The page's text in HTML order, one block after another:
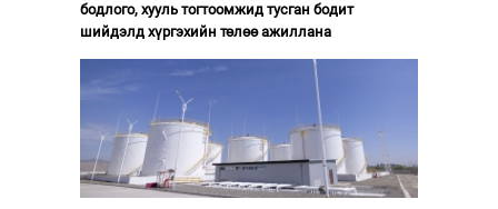
бодлого, хууль тогтоомжид тусган бодит
шийдэлд хүргэхийн төлөө ажиллана